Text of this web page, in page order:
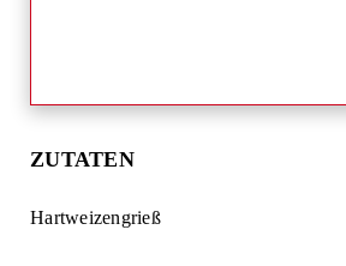
ZUTATEN
Hartweizengrieß